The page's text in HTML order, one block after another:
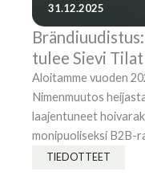
tulee Sievi
Aloitamme vuoden
Nimenmuutos
laajentuneet
monipuoliseksi B2B-
31.12.2025
TIEDOTTEET